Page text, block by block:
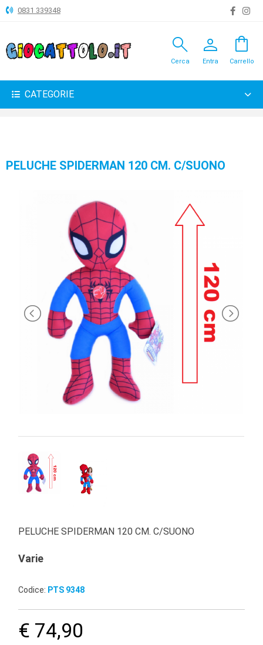
ANIMALI
BAMBOLE
PUZZLE
SYLVANIAN
0831 339348
search
Cerca
person
Entra
shopping_bag
Carrello
CATEGORIE
PELUCHE SPIDERMAN 120 CM. C/SUONO
PELUCHE SPIDERMAN 120 CM. C/SUONO
Varie
Codice: PTS 9348
€ 74,90